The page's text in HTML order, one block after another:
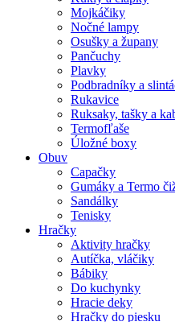
Mojkáčiky
Nočné lampy
Osušky a župany
Pančuchy
Plavky
Podbradníky a
Rukavice
Ruksaky, tašky a
Termofľaše
Úložné boxy
Obuv
Capačky
Gumáky a Termo
Sandálky
Tenisky
Hračky
Aktivity hračky
Autíčka, vláčiky
Bábiky
Do kuchynky
Hracie deky
Hračky do piesku